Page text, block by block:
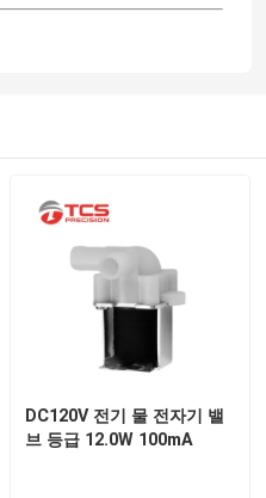
DC120V 전기 물 전자기 밸
브 등급 12.0W 100mA